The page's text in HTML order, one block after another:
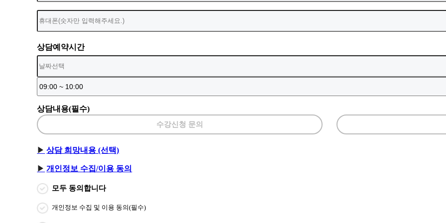
상담예약시간
상담내용(필수)
수강신청 문의
상담 희망내용 (선택)
개인정보 수집/이용 동의
모두 동의합니다
개인정보 수집 및 이용 동의(필수)